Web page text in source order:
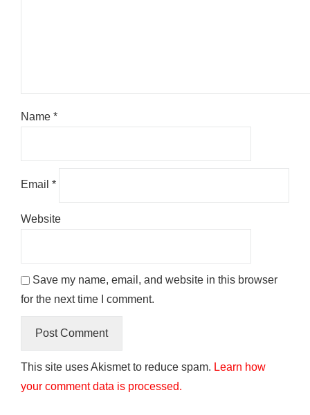
Name *
Email *
Website
Save my name, email, and website in this browser
for the next time I comment.
This site uses Akismet to reduce spam. Learn how
your comment data is processed.